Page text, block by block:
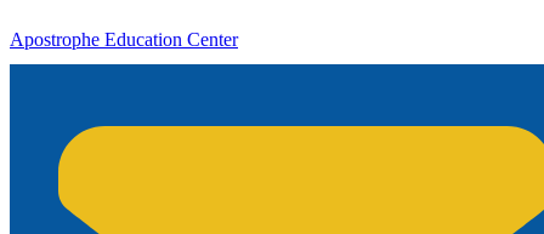
Apostrophe Education Center